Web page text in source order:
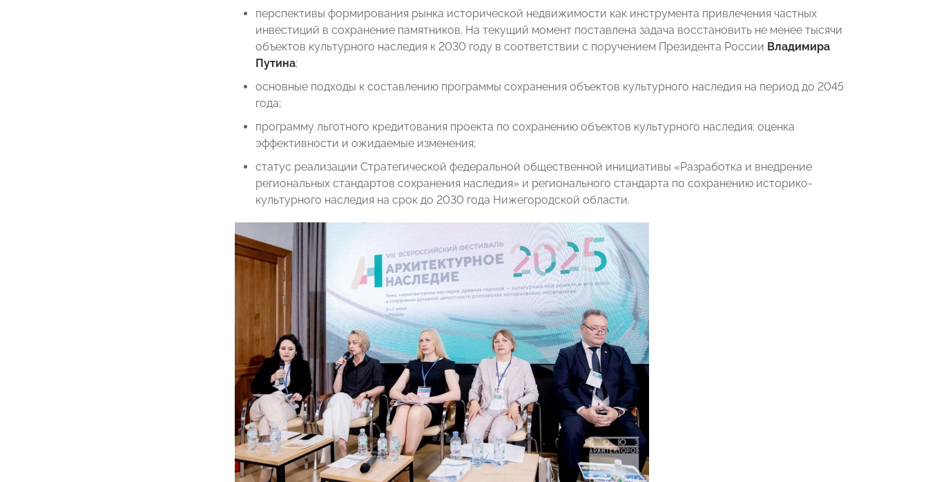
перспективы формирования рынка исторической недвижимости как инструмента привлечения частных
инвестиций в сохранение памятников. На текущий момент поставлена задача восстановить не менее тысячи
объектов культурного наследия к 2030 году в соответствии с поручением Президента России Владимира
Путина;
основные подходы к составлению программы сохранения объектов культурного наследия на период до 2045
года;
программу льготного кредитования проекта по сохранению объектов культурного наследия: оценка
эффективности и ожидаемые изменения;
статус реализации Стратегической федеральной общественной инициативы «Разработка и внедрение
региональных стандартов сохранения наследия» и регионального стандарта по сохранению историко-
культурного наследия на срок до 2030 года Нижегородской области.